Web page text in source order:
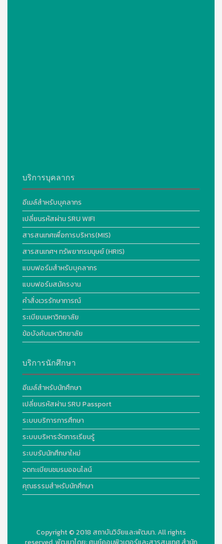
บริการบุคลากร
อีเมล์สำหรับบุคลากร
เปลี่ยนรหัสผ่าน SRU WIFI
สารสนเทศเพื่อการบริหาร(MIS)
สารสนเทศฯ ทรัพยากรมนุษย์ (HRIS)
แบบฟอร์มสำหรับบุคลากร
แบบฟอร์มสมัครงาน
คำสั่งเวรรักษาการณ์
ระเบียบมหาวิทยาลัย
ข้อบังคับมหาวิทยาลัย
บริการนักศึกษา
อีเมล์สำหรับนักศึกษา
เปลี่ยนรหัสผ่าน SRU Passport
ระบบบริการการศึกษา
ระบบบริหารจัดการเรียนรู้
ระบบรับนักศึกษาใหม่
จดทะเบียนชมรมออนไลน์
คุณธรรมสำหรับนักศึกษา
Copyright © 2018 สถาบันวิจัยและพัฒนา. All rights